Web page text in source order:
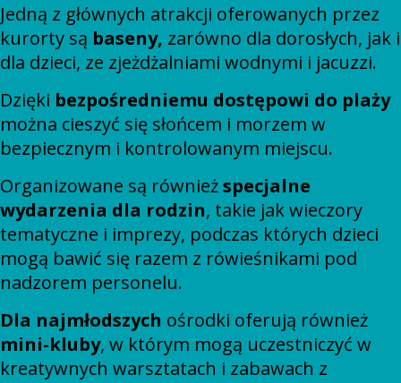
Jedną z głównych atrakcji oferowanych przez
kurorty są baseny, zarówno dla dorosłych, jak i
dla dzieci, ze zjeżdżalniami wodnymi i jacuzzi.
Dzięki bezpośredniemu dostępowi do plaży
można cieszyć się słońcem i morzem w
bezpiecznym i kontrolowanym miejscu.
Organizowane są równieżspecjalne
wydarzenia dla rodzin, takie jak wieczory
tematyczne i imprezy, podczas których dzieci
mogą bawić się razem z rówieśnikami pod
nadzorem personelu.
Dla najmłodszych ośrodki oferują również
mini-kluby, w którym mogą uczestniczyć w
kreatywnych warsztatach i zabawach z